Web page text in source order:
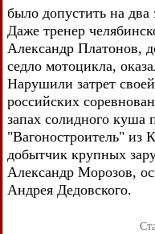
было допустить на два
Даже тренер
Александр Платонов,
седло мотоцикла,
Нарушили затрет
российских
запах солидного куша
"Вагоностроитель" из
добытчик крупных
Александр Морозов,
Андрея Дедовского.